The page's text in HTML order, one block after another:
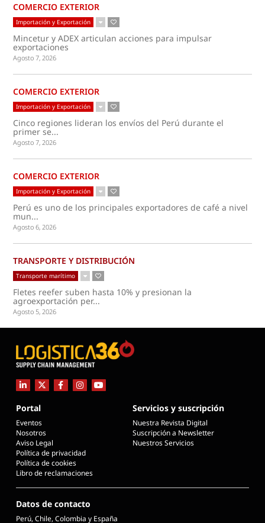
COMERCIO EXTERIOR
Importación y Exportación
Mincetur y ADEX articulan acciones para impulsar
exportaciones
Agosto 7, 2026
COMERCIO EXTERIOR
Importación y Exportación
Cinco regiones lideran los envíos del Perú durante el
primer se...
Agosto 7, 2026
COMERCIO EXTERIOR
Importación y Exportación
Perú es uno de los principales exportadores de café a nivel
mun...
Agosto 6, 2026
TRANSPORTE Y DISTRIBUCIÓN
Transporte marítimo
Fletes reefer suben hasta 10% y presionan la
agroexportación per...
Agosto 5, 2026
Portal
Eventos
Nosotros
Aviso Legal
Política de privacidad
Política de cookies
Libro de reclamaciones
Servicios y suscripción
Nuestra Revista Digital
Suscripción a Newsletter
Nuestros Servicios
Datos de contacto
Perú, Chile, Colombia y España